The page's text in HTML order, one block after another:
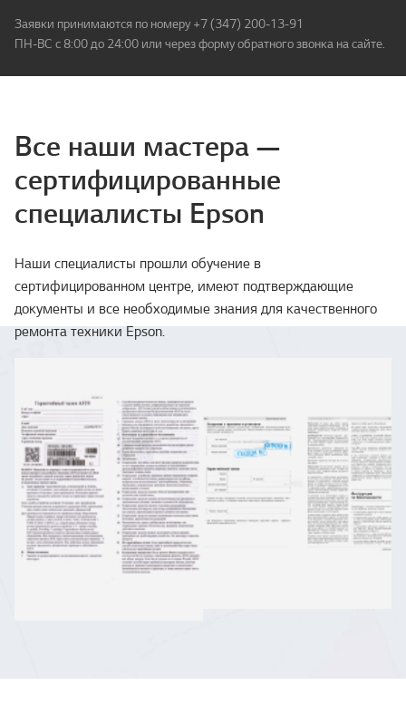
Заявки принимаются по номеру +7 (347) 200-13-91
ПН-ВС с 8:00 до 24:00 или через форму обратного звонка на сайте.
Все наши мастера —
сертифицированные
специалисты Epson
Наши специалисты прошли обучение в
сертифицированном центре, имеют подтверждающие
документы и все необходимые знания для качественного
ремонта техники Epson.